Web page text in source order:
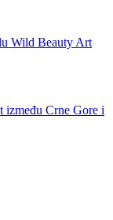
Wild Beauty Art
između Crne Gore i